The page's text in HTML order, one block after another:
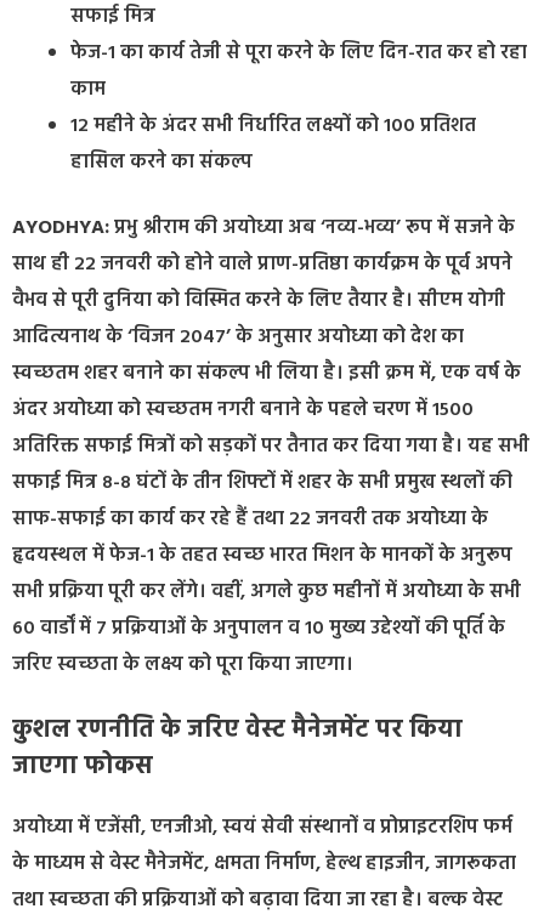
सफाई मित्र
फेज-1 का कार्य तेजी से पूरा करने के लिए दिन-रात कर हो रहा
काम
12 महीने के अंदर सभी निर्धारित लक्ष्यों को 100 प्रतिशत
हासिल करने का संकल्प
AYODHYA:प्रभु श्रीराम की अयोध्या अब ‘नव्य-भव्य’ रूप में सजने के
साथ ही 22 जनवरी को होने वाले प्राण-प्रतिष्ठा कार्यक्रम के पूर्व अपने
वैभव से पूरी दुनिया को विस्मित करने के लिए तैयार है। सीएम योगी
आदित्यनाथ के ‘विजन 2047’ के अनुसार अयोध्या को देश का
स्वच्छतम शहर बनाने का संकल्प भी लिया है। इसी क्रम में, एक वर्ष के
अंदर अयोध्या को स्वच्छतम नगरी बनाने के पहले चरण में 1500
अतिरिक्त सफाई मित्रों को सड़कों पर तैनात कर दिया गया है। यह सभी
सफाई मित्र 8-8 घंटों के तीन शिफ्टों में शहर के सभी प्रमुख स्थलों की
साफ-सफाई का कार्य कर रहे हैं तथा 22 जनवरी तक अयोध्या के
हृदयस्थल में फेज-1 के तहत स्वच्छ भारत मिशन के मानकों के अनुरूप
सभी प्रक्रिया पूरी कर लेंगे। वहीं, अगले कुछ महीनों में अयोध्या के सभी
60 वार्डों में 7 प्रक्रियाओं के अनुपालन व 10 मुख्य उद्देश्यों की पूर्ति के
जरिए स्वच्छता के लक्ष्य को पूरा किया जाएगा।
कुशल रणनीति के जरिए वेस्ट मैनेजमेंट पर किया
जाएगा फोकस
अयोध्या में एजेंसी, एनजीओ, स्वयं सेवी संस्थानों व प्रोप्राइटरशिप फर्म
के माध्यम से वेस्ट मैनेजमेंट, क्षमता निर्माण, हेल्थ हाइजीन, जागरूकता
तथा स्वच्छता की प्रक्रियाओं को बढ़ावा दिया जा रहा है। बल्क वेस्ट